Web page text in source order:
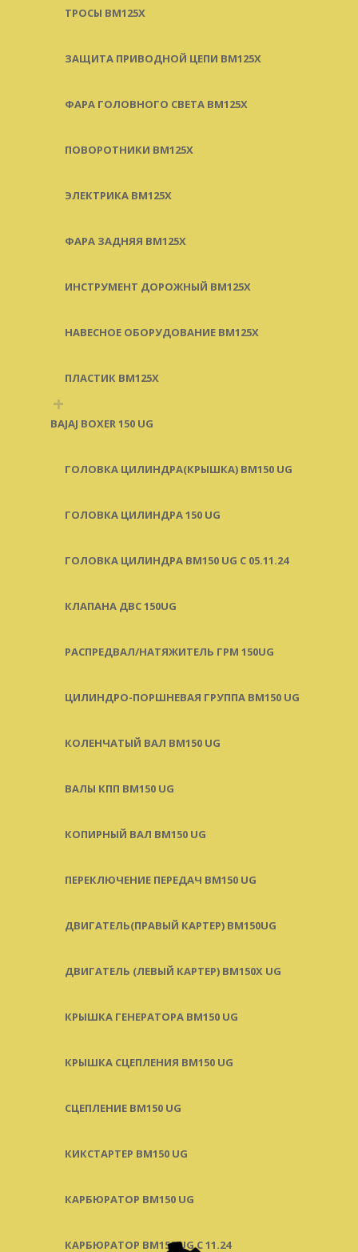
ТРОСЫ BM125X
ЗАЩИТА ПРИВОДНОЙ ЦЕПИ BM125X
ФАРА ГОЛОВНОГО СВЕТА BM125X
ПОВОРОТНИКИ BM125X
ЭЛЕКТРИКА BM125X
ФАРА ЗАДНЯЯ BM125X
ИНСТРУМЕНТ ДОРОЖНЫЙ BM125X
НАВЕСНОЕ ОБОРУДОВАНИЕ BM125X
ПЛАСТИК BM125X
+
BAJAJ BOXER 150 UG
ГОЛОВКА ЦИЛИНДРА(КРЫШКА) BM150 UG
ГОЛОВКА ЦИЛИНДРА 150 UG
ГОЛОВКА ЦИЛИНДРА BM150 UG C 05.11.24
КЛАПАНА ДВС 150UG
РАСПРЕДВАЛ/НАТЯЖИТЕЛЬ ГРМ 150UG
ЦИЛИНДРО-ПОРШНЕВАЯ ГРУППА BM150 UG
КОЛЕНЧАТЫЙ ВАЛ BM150 UG
ВАЛЫ КПП BM150 UG
КОПИРНЫЙ ВАЛ BM150 UG
ПЕРЕКЛЮЧЕНИЕ ПЕРЕДАЧ BM150 UG
ДВИГАТЕЛЬ(ПРАВЫЙ КАРТЕР) ВМ150UG
ДВИГАТЕЛЬ (ЛЕВЫЙ КАРТЕР) BM150X UG
КРЫШКА ГЕНЕРАТОРА BM150 UG
КРЫШКА СЦЕПЛЕНИЯ BM150 UG
СЦЕПЛЕНИЕ BM150 UG
КИКСТАРТЕР BM150 UG
КАРБЮРАТОР BM150 UG
КАРБЮРАТОР BM150 UG С 11.24